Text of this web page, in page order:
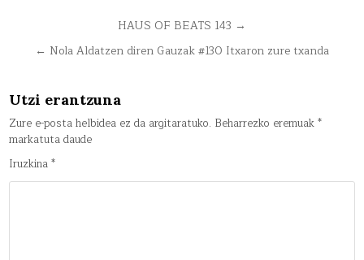
Bidalketetan
zehar
HAUS OF BEATS 143 →
← Nola Aldatzen diren Gauzak #130 Itxaron zure txanda
Utzi erantzuna
Zure e-posta helbidea ez da argitaratuko. Beharrezko eremuak*
markatuta daude
Iruzkina*